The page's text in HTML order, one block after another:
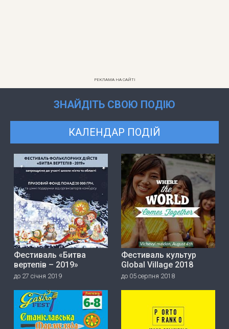
РЕКЛАМА НА САЙТІ
ЗНАЙДІТЬ СВОЮ ПОДІЮ
КАЛЕНДАР ПОДІЙ
Фестиваль «Битва
вертепів – 2019»
до 27 січня 2019
Фестиваль культур
Global Village 2018
до 05 серпня 2018